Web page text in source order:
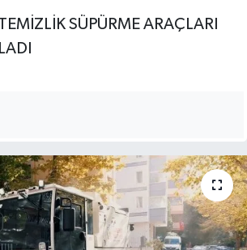
SÜPÜRME ARAÇLARI